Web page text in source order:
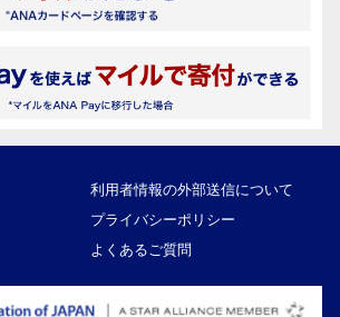
利用者情報の外部送信について
プライバシーポリシー
よくあるご質問